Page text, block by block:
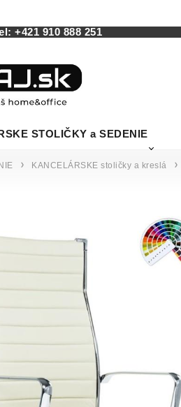
+421 910 888 251
STOLIČKY a SEDENIE
KANCELÁRSKE stoličky a kreslá